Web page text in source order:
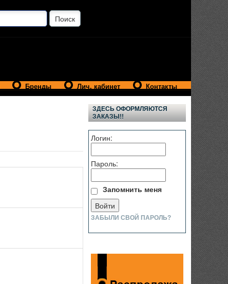
Бренды Лич. кабинет Контакты
ЗДЕСЬ ОФОРМЛЯЮТСЯ
ЗАКАЗЫ!!
Логин:
Пароль:
Запомнить меня
ЗАБЫЛИ СВОЙ ПАРОЛЬ?